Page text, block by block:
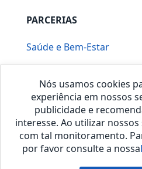
PARCERIAS
Saúde e Bem-Estar
Nós usamos cookies
experiência em nossos
publicidade e
interesse. Ao utilizar
com tal monitoramento.
por favor consulte a nossa